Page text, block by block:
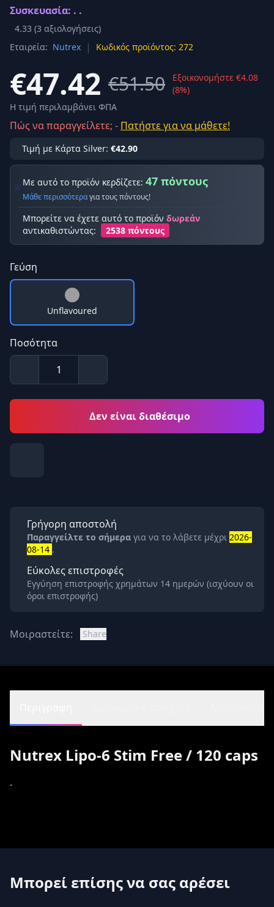
Συσκευασία: . .
4.33 (3 αξιολογήσεις)
Εταιρεία: Nutrex | Κωδικός προϊόντος: 272
€47.42 €51.50
Εξοικονομήστε €4.08
(8%)
Η τιμή περιλαμβάνει ΦΠΑ
Πώς να παραγγείλετε; - Πατήστε για να μάθετε!
Τιμή με Κάρτα Silver: €42.90
Με αυτό το προϊόν κερδίζετε: 47 πόντους
Μάθε περισσότεραγια τους πόντους!
Μπορείτε να έχετε αυτό το προϊόν δωρεάν
αντικαθιστώντας:
2538 πόντους
Γεύση
Unflavoured
Ποσότητα
Δεν είναι διαθέσιμο
Γρήγορη αποστολή
Παραγγείλτε το σήμερα για να το λάβετε μέχρι 2026-
08-14 .
Εύκολες επιστροφές
Εγγύηση επιστροφής χρημάτων 14 ημερών (ισχύουν οι
όροι επιστροφής)
Μοιραστείτε: Share
Nutrex Lipo-6 Stim Free / 120 caps
.
Μπορεί επίσης να σας αρέσει